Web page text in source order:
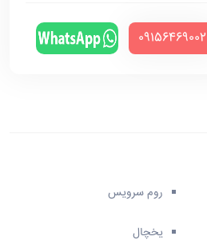
‪09156469002‬
روم سرویس
یخچال